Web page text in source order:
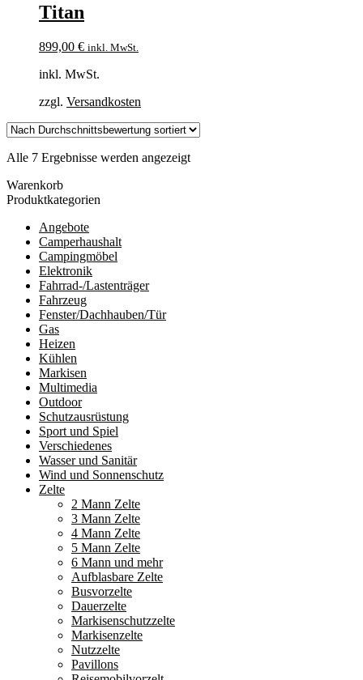
Titan
899,00 € inkl. MwSt.
inkl. MwSt.
zzgl. Versandkosten
Alle 7 Ergebnisse werden angezeigtNach
Warenkorb
Produktkategorien
Angebote
Camperhaushalt
Campingmöbel
Elektronik
Fahrrad-/Lastenträger
Fahrzeug
Fenster/Dachhauben/Tür
Gas
Heizen
Kühlen
Markisen
Multimedia
Outdoor
Schutzausrüstung
Sport und Spiel
Verschiedenes
Wasser und Sanitär
Wind und Sonnenschutz
Zelte
2 Mann Zelte
3 Mann Zelte
4 Mann Zelte
5 Mann Zelte
6 Mann und mehr
Aufblasbare Zelte
Busvorzelte
Dauerzelte
Markisenschutzzelte
Markisenzelte
Nutzzelte
Pavillons